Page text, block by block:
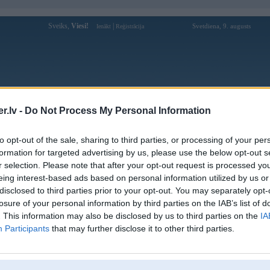
- Do Not Process My Personal Information
opt-out of the sale, sharing to third parties, or processing of your
for targeted advertising by us, please use the below opt-out
selection. Please note that after your opt-out request is processed
interest-based ads based on personal information utilized by us
to third parties prior to your opt-out. You may separately
of your personal information by third parties on the IAB’s list of
This information may also be disclosed by us to third parties on the
Participants that may further disclose it to other third parties.
Sveiks, Viesi! Ienākt Reģistrācija Svetdiena, 9. augusts
Forums Galerijas Reģistrācija Lietotāji
Lietotāja pg99aorg profils
Lietotājvārds:
pg99aorg
Ziņojumi forumā:
0
Pēdējie ziņojumi forumā